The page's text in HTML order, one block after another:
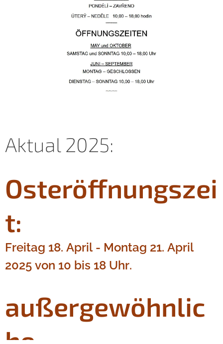
Aktual 2025:
Osteröffnungszei
t:
Freitag 18. April - Montag 21. April
2025 von 10 bis 18 Uhr.
außergewöhnlic